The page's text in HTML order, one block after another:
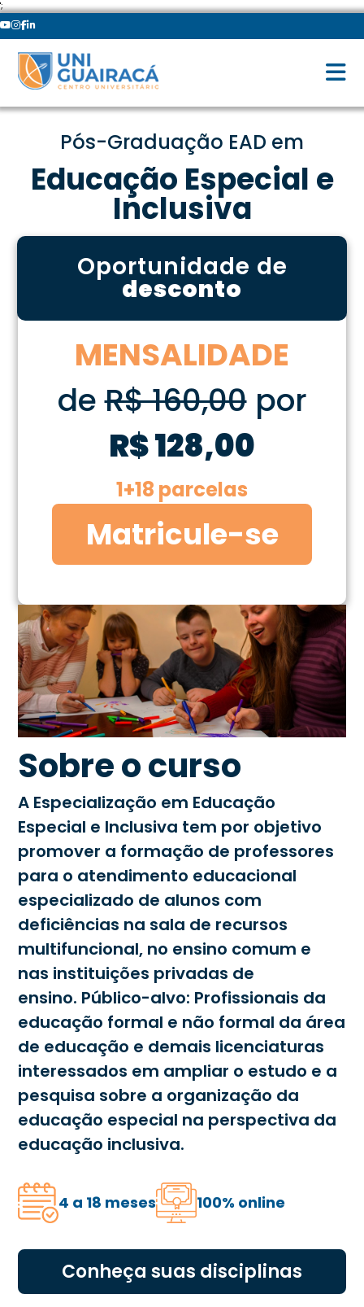
';
Sobre o curso
A Especialização em Educação
Especial e Inclusiva tem por objetivo
promover a formação de professores
para o atendimento educacional
especializado de alunos com
deficiências na sala de recursos
multifuncional, no ensino comum e
nas instituições privadas de
ensino. Público-alvo: Profissionais da
educação formal e não formal da área
de educação e demais licenciaturas
interessados em ampliar o estudo e a
pesquisa sobre a organização da
educação especial na perspectiva da
educação inclusiva.
4 a 18 meses 100% online
Conheça suas disciplinas
Pós-Graduação EAD em
Educação Especial e
Inclusiva
Oportunidade de
desconto
MENSALIDADE
deR$ 160,00por
R$ 128,00
1+18 parcelas
Matricule-se